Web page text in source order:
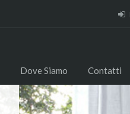
Dove Siamo Contatti